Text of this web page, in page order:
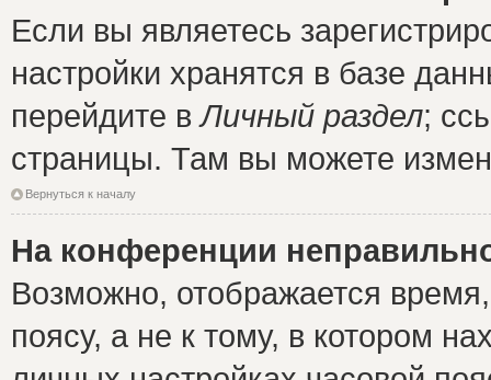
Если вы являетесь
настройки хранятся в базе
перейдите вЛичный раздел;
страницы. Там вы можете
Вернуться к началу
На конференции
Возможно, отображается
поясу, а не к тому, в котором